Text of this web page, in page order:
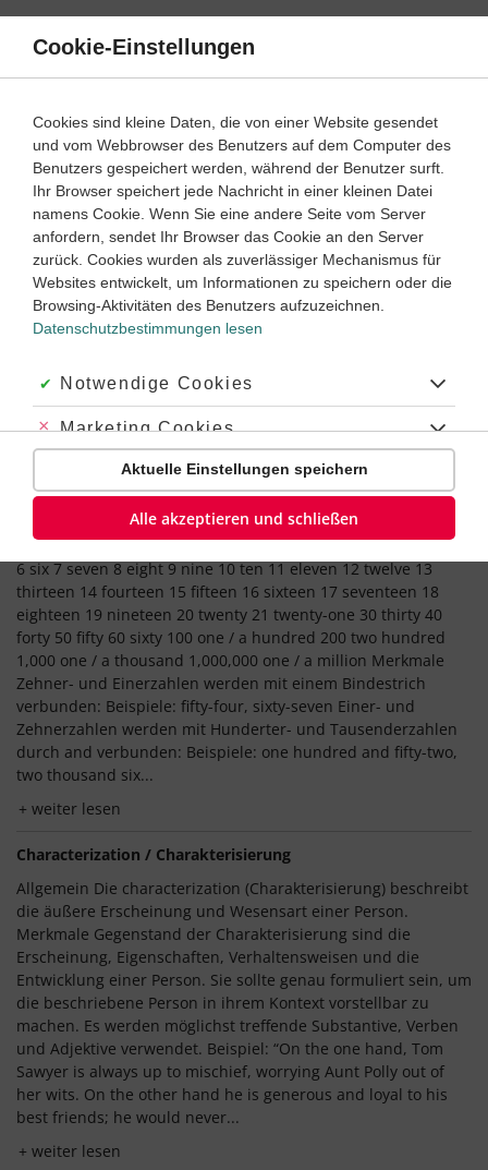
Direkt
Inhalt
Englisch Schülerlexikon
Biologie Chemie Deutsch Englisch
Französisch Geschichte Latein Mathematik
A B C D E F G
O
Q R
Anfangsbuchstabe
Cardinal number / Grundzahl
Überblick von 1 bis 1,000,000 1 one 2 two 3 three 4 four 5 five
6 six 7 seven 8 eight 9 nine 10 ten 11 eleven 12 twelve 13
thirteen 14 fourteen 15 fifteen 16 sixteen 17 seventeen 18
eighteen 19 nineteen 20 twenty 21 twenty-one 30 thirty 40
forty 50 fifty 60 sixty 100 one / a hundred 200 two hundred
1,000 one / a thousand 1,000,000 one / a million Merkmale
Zehner- und Einerzahlen werden mit einem Bindestrich
verbunden: Beispiele: fifty-four, sixty-seven Einer- und
Zehnerzahlen werden mit Hunderter- und Tausenderzahlen
durch and verbunden: Beispiele: one hundred and fifty-two,
two thousand six...
weiter lesen
Characterization / Charakterisierung
Allgemein Die characterization (Charakterisierung) beschreibt
die äußere Erscheinung und Wesensart einer Person.
Merkmale Gegenstand der Charakterisierung sind die
Erscheinung, Eigenschaften, Verhaltensweisen und die
Entwicklung einer Person. Sie sollte genau formuliert sein, um
die beschriebene Person in ihrem Kontext vorstellbar zu
machen. Es werden möglichst treffende Substantive, Verben
und Adjektive verwendet. Beispiel: “On the one hand, Tom
Sawyer is always up to mischief, worrying Aunt Polly out of
her wits. On the other hand he is generous and loyal to his
best friends; he would never...
weiter lesen
Cookie-Einstellungen
Cookies sind kleine Daten, die von einer Website gesendet
und vom Webbrowser des Benutzers auf dem Computer des
Benutzers gespeichert werden, während der Benutzer surft.
Ihr Browser speichert jede Nachricht in einer kleinen Datei
namens Cookie. Wenn Sie eine andere Seite vom Server
anfordern, sendet Ihr Browser das Cookie an den Server
zurück. Cookies wurden als zuverlässiger Mechanismus für
Websites entwickelt, um Informationen zu speichern oder die
Browsing-Aktivitäten des Benutzers aufzuzeichnen.
Datenschutzbestimmungen lesen
Akzeptiert:
Notwendige Cookies
Abgelehnt:
Marketing Cookies
Abgelehnt:
Personalisierungs-Cookies
Aktuelle Einstellungen speichern
Alle akzeptieren und schließen